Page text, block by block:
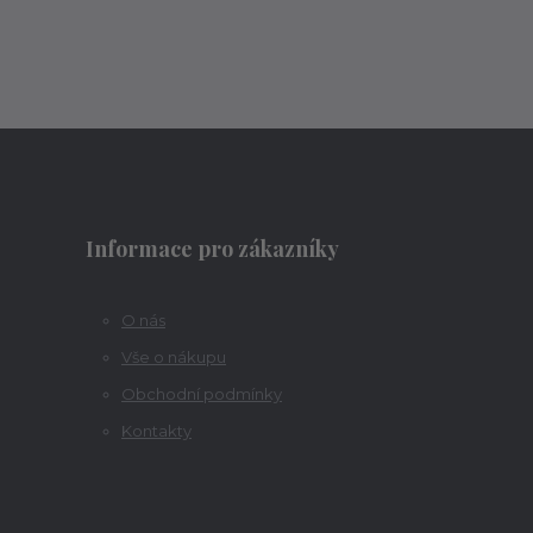
Informace pro zákazníky
O nás
Vše o nákupu
Obchodní podmínky
Kontakty